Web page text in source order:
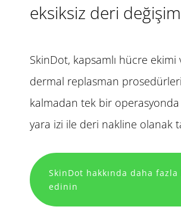
eksiksiz deri
SkinDot, kapsamlı hücre ekimi
dermal replasman
kalmadan tek bir
yara izi ile deri nakline olanak
SkinDot hakkında daha
edinin